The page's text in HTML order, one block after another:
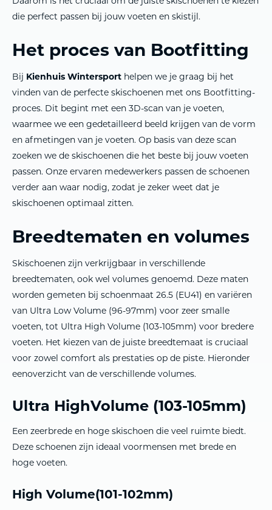
die perfect passen bij jouw voeten en skistijl.
Het proces van Bootfitting
Bij Kienhuis Wintersport helpen we je graag bij het
vinden van de perfecte skischoenen met ons Bootfitting-
proces. Dit begint met een 3D-scan van je voeten,
waarmee we een gedetailleerd beeld krijgen van de vorm
en afmetingen van je voeten. Op basis van deze scan
zoeken we de skischoenen die het beste bij jouw voeten
passen. Onze ervaren medewerkers passen de schoenen
verder aan waar nodig, zodat je zeker weet dat je
skischoenen optimaal zitten.
Breedtematen en volumes
Skischoenen zijn verkrijgbaar in verschillende
breedtematen, ook wel volumes genoemd. Deze maten
worden gemeten bij schoenmaat 26.5 (EU41) en variëren
van Ultra Low Volume (96-97mm) voor zeer smalle
voeten, tot Ultra High Volume (103-105mm) voor bredere
voeten. Het kiezen van de juiste breedtemaat is cruciaal
voor zowel comfort als prestaties op de piste. Hieronder
eenoverzicht van de verschillende volumes.
Ultra HighVolume (103-105mm)
Een zeerbrede en hoge skischoen die veel ruimte biedt.
Deze schoenen zijn ideaal voormensen met brede en
hoge voeten.
High Volume(101-102mm)